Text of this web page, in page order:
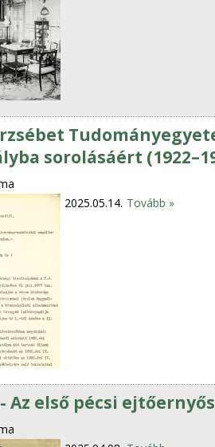
sorolásáért
2025.05.14. Tovább »
Az első pécsi